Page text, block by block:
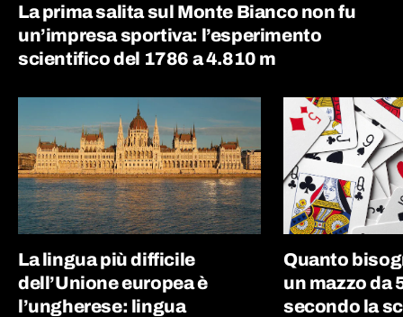
La prima salita sul Monte Bianco non fu
un’impresa sportiva: l’esperimento
scientifico del 1786 a 4.810 m
La lingua più difficile
dell’Unione europea è
l’ungherese: lingua
Quanto
un mazzo da
secondo la